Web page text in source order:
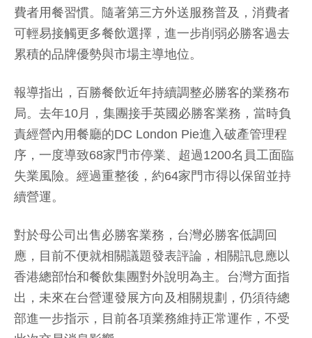
費者用餐習慣。隨著第三方外送服務普及，消費者
可輕易接觸更多餐飲選擇，進一步削弱必勝客過去
累積的品牌優勢與市場主導地位。
報導指出，百勝餐飲近年持續調整必勝客的業務布
局。去年10月，集團接手英國必勝客業務，當時負
責經營內用餐廳的DC London Pie進入破產管理程
序，一度導致68家門市停業、超過1200名員工面臨
失業風險。經過重整後，約64家門市得以保留並持
續營運。
對於母公司出售必勝客業務，台灣必勝客低調回
應，目前不便就相關議題發表評論，相關訊息應以
香港總部怡和餐飲集團對外說明為主。台灣方面指
出，未來在台營運發展方向及相關規劃，仍須待總
部進一步指示，目前各項業務維持正常運作，不受